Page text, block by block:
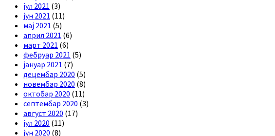
јул 2021 (3)
јун 2021 (11)
мај 2021 (5)
април 2021 (6)
март 2021 (6)
фебруар 2021 (5)
јануар 2021 (7)
децембар 2020 (5)
новембар 2020 (8)
октобар 2020 (11)
септембар 2020 (3)
август 2020 (17)
јул 2020 (11)
јун 2020 (8)